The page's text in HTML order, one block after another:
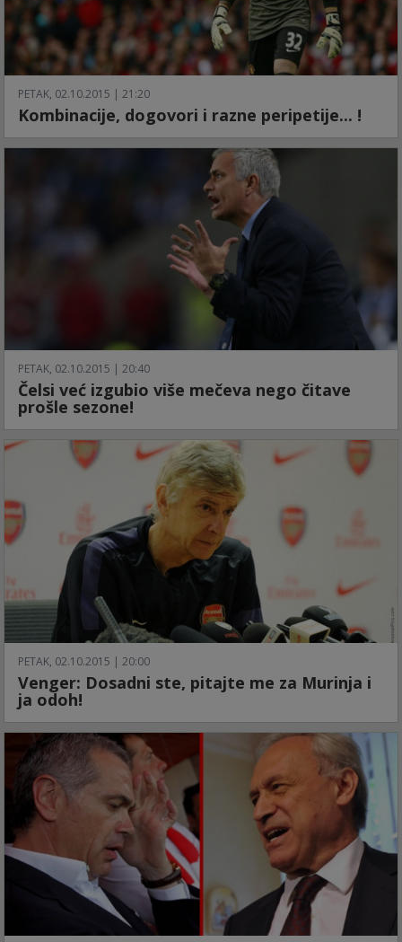
PETAK, 02.10.2015 | 21:20
Kombinacije, dogovori i razne peripetije... !
PETAK, 02.10.2015 | 20:40
Čelsi već izgubio više mečeva nego čitave
prošle sezone!
PETAK, 02.10.2015 | 20:00
Venger: Dosadni ste, pitajte me za Murinja i
ja odoh!